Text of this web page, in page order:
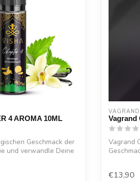
4 AROMA 10ML
Geschmack der
und verwandle Deine
VAGRAND
Vagrand
Vagrand
€13,90